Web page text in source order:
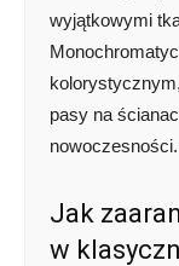
wyjątkowymi
pasy na
nowoczesności.
Jak
w